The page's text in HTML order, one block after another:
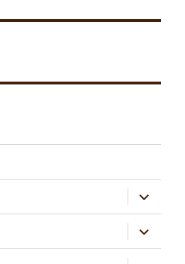
expand
child
menu
expand
child
menu